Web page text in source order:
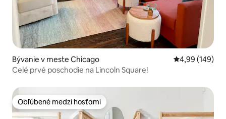
Bývanie v meste Chicago Priemerné
4,99 (149)
Celé prvé poschodie na Lincoln Square!
Obľúbené medzi hosťami
Obľúbené medzi hosťami